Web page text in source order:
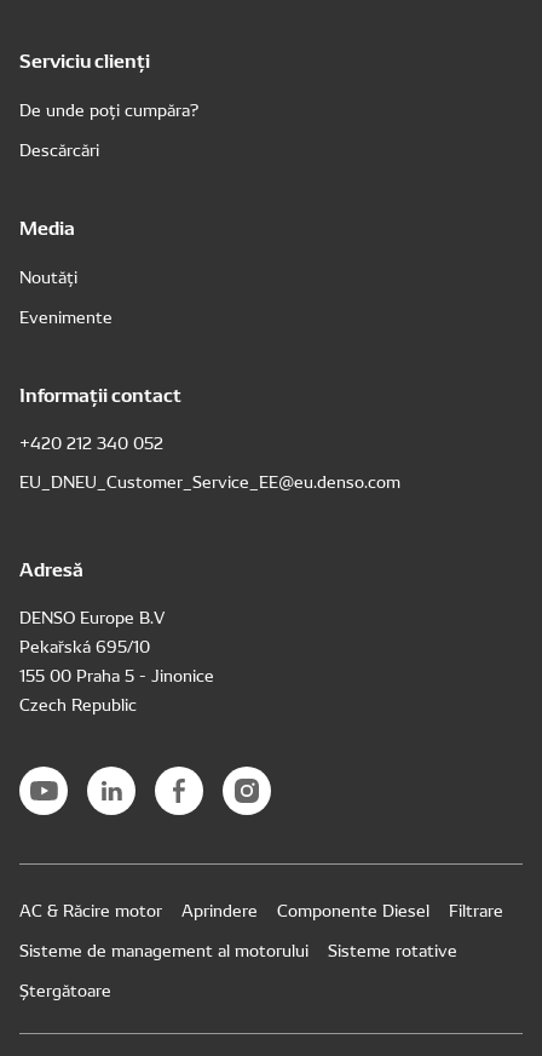
Serviciu clienți
De unde poți cumpăra?
Descărcări
Media
Noutăți
Evenimente
Informații contact
+420 212 340 052
EU_DNEU_Customer_Service_EE@eu.denso.com
Adresă
DENSO Europe B.V
Pekařská 695/10
155 00 Praha 5 - Jinonice
Czech Republic
AC & Răcire motor Aprindere Componente Diesel
Filtrare
Sisteme de management al motorului
Sisteme rotative
Ștergătoare